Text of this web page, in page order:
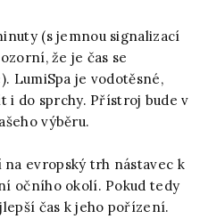
(s jemnou signalizací
že je čas se
LumiSpa je vodotěsné,
i do sprchy. Přístroj bude v
výběru.
evropský trh nástavec k
očního okolí. Pokud tedy
čas k jeho pořízení.